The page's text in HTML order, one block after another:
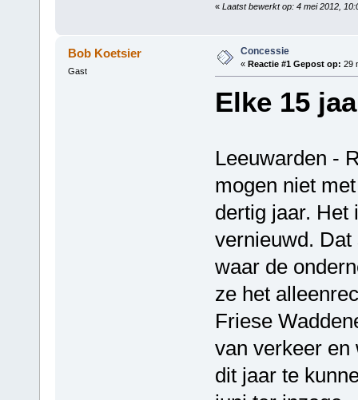
« Laatst bewerkt op: 4 mei 2012,
Bob Koetsier
Gast
Concessie
« Reactie #1 Gepost op: 29
Elke 15
Leeuwarden -
mogen niet
dertig jaar. Het
vernieuwd.
waar de
ze het
Friese
van verkeer en
dit jaar te